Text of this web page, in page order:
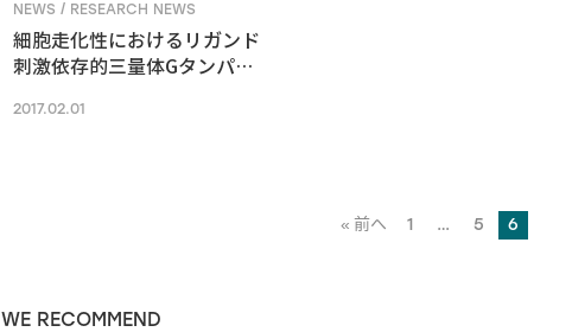
NEWS / RESEARCH NEWS
細胞走化性におけるリガンド
刺激依存的三量体Gタンパク
2017.02.01
« 前へ 1 … 5 6
WE RECOMMEND